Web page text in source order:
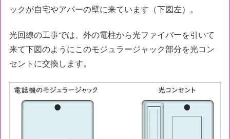
ックが自宅やアパーの壁に来ています（下図左）。
光回線の工事では、外の電柱から光ファイバーを引いて
来て下図のようにこのモジュラージャック部分を光コン
セントに交換します。